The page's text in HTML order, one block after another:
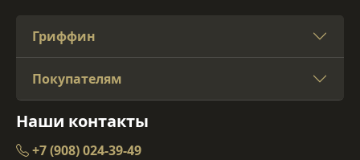
Гриффин
Покупателям
Наши контакты
+7 (908) 024-39-49